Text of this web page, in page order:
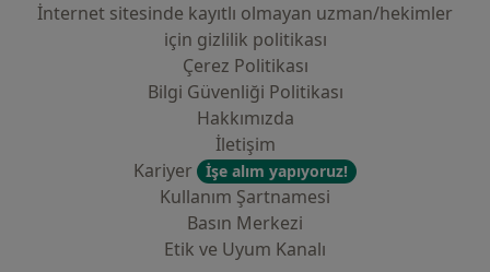
İnternet sitesinde kayıtlı olmayan uzman/hekimler
i̇çin gizlilik politikası
Çerez Politikası
Bilgi Güvenliği Politikası
Hakkımızda
İletişim
Kariyer
İşe alım yapıyoruz!
Kullanım Şartnamesi
Basın Merkezi
Etik ve Uyum Kanalı